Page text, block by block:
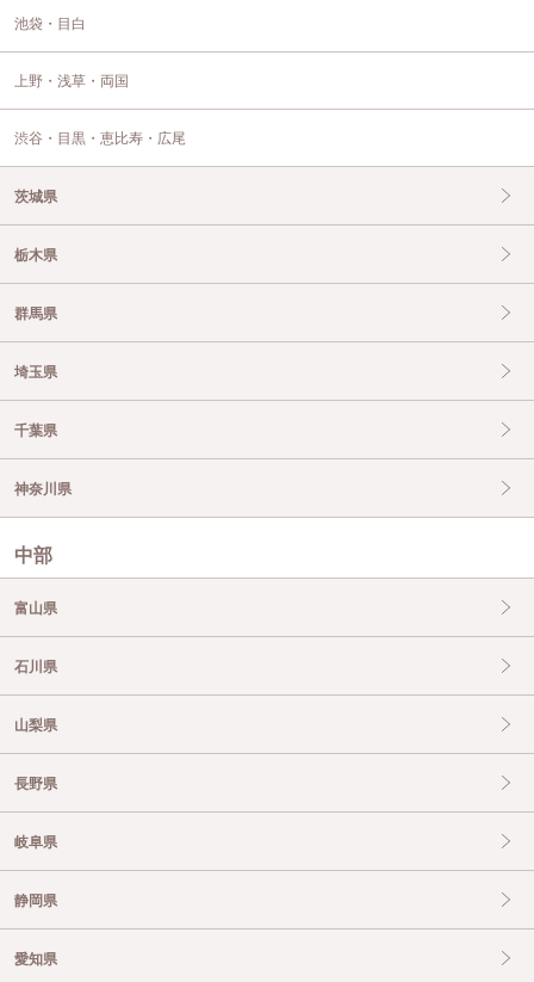
池袋・目白
上野・浅草・両国
渋谷・目黒・恵比寿・広尾
茨城県
栃木県
群馬県
埼玉県
千葉県
神奈川県
中部
富山県
石川県
山梨県
長野県
岐阜県
静岡県
愛知県